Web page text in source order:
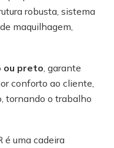
robusta, sistema
maquilhagem,
ou preto , garante
conforto ao cliente,
tornando o trabalho
é uma cadeira